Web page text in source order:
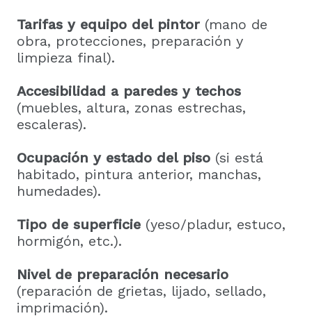
Tarifas y equipo del pintor (mano de
obra, protecciones, preparación y
limpieza final).
Accesibilidad a paredes y techos
(muebles, altura, zonas estrechas,
escaleras).
Ocupación y estado del piso (si está
habitado, pintura anterior, manchas,
humedades).
Tipo de superficie (yeso/pladur, estuco,
hormigón, etc.).
Nivel de preparación necesario
(reparación de grietas, lijado, sellado,
imprimación).